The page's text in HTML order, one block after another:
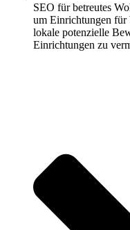
SEO für betreutes
um Einrichtungen für
lokale potenzielle
Einrichtungen zu